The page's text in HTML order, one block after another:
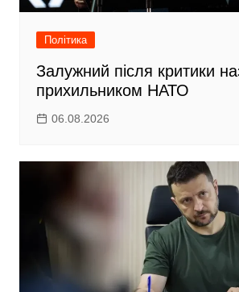
Політика
Залужний після критики
прихильником НАТО
06.08.2026